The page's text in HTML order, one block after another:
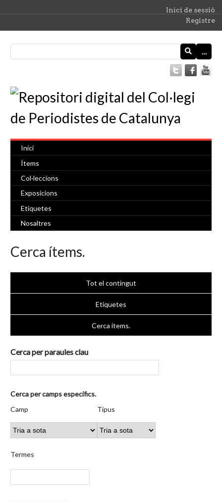
Inici de sessió
Registre
…
Inici
Ítems
Col·leccions
Exposicions
Etiquetes
Nosaltres
Cerca ítems.
Tot el contingut
Etiquetes
Cerca ítems.
Cerca per paraules clau
Nombre
files
a
"Cerca
camps
Cerca per camps específics.
de
cerca
de
cerca
de
cerca
Joiner
Camp Tipus
Termes